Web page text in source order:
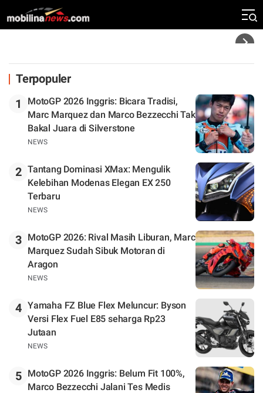
Silverstone. Seri Selanjutnya Belum Jelas
Terpopuler
1
MotoGP 2026 Inggris: Bicara Tradisi,
Marc Marquez dan Marco Bezzecchi Tak
Bakal Juara di Silverstone
NEWS
2 Tantang Dominasi XMax: Mengulik
Kelebihan Modenas Elegan EX 250
Terbaru
NEWS
3
MotoGP 2026: Rival Masih Liburan, Marc
Marquez Sudah Sibuk Motoran di
Aragon
NEWS
4 Yamaha FZ Blue Flex Meluncur: Byson
Versi Flex Fuel E85 seharga Rp23
Jutaan
NEWS
5
MotoGP 2026 Inggris: Belum Fit 100%,
Marco Bezzecchi Jalani Tes Medis